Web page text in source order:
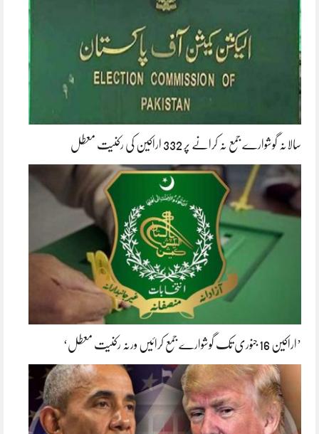
سالانہ گوشوارے جمع نہ کرانے پر 332 اراکین کی رکنیت معطل
’اراکین 16 جنوری تک گوشوارے جمع کرائیں ورنہ رکنیت معطل‘